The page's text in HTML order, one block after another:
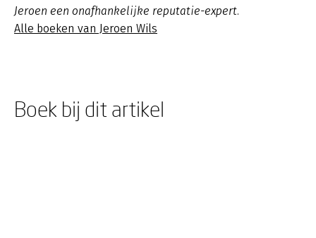
Jeroen een onafhankelijke reputatie-expert.
Alle boeken van Jeroen Wils
Boek bij dit artikel